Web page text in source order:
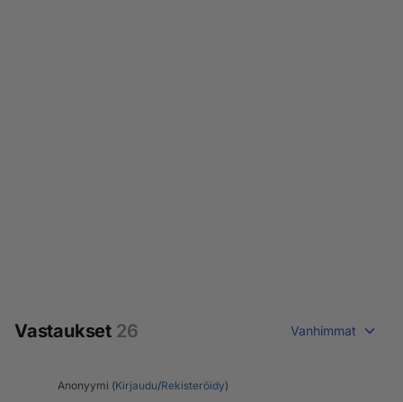
Vastaukset 26 Vanhimmat
Anonyymi (Kirjaudu/Rekisteröidy)